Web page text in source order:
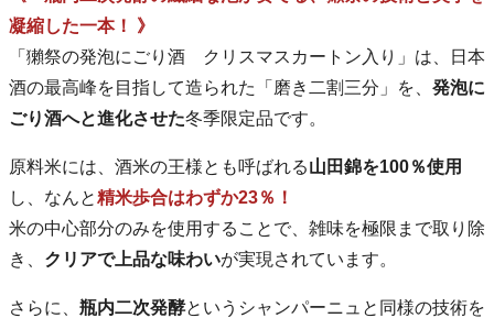
凝縮した一本！ 》
「獺祭の発泡にごり酒 クリスマスカートン入り」は、日本
酒の最高峰を目指して造られた「磨き二割三分」を、 発泡に
ごり酒へと進化させた冬季限定品です。
原料米には、酒米の王様とも呼ばれる山田錦を100％使用
し、なんと精米歩合はわずか23％！
米の中心部分のみを使用することで、雑味を極限まで取り除
き、 クリアで上品な味わいが実現されています。
さらに、 瓶内二次発酵というシャンパーニュと同様の技術を